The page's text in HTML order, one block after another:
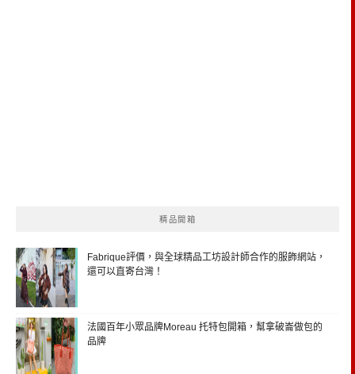
精品開箱
Fabrique評價，與全球精品工坊設計師合作的服飾網站，
還可以直寄台灣！
法國百年小眾品牌Moreau 托特包開箱，幫拿破崙做包的
品牌